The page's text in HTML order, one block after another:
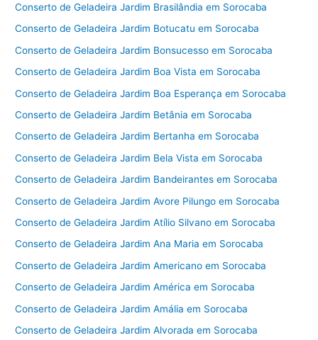
Conserto de Geladeira Jardim Brasilândia em Sorocaba
Conserto de Geladeira Jardim Botucatu em Sorocaba
Conserto de Geladeira Jardim Bonsucesso em Sorocaba
Conserto de Geladeira Jardim Boa Vista em Sorocaba
Conserto de Geladeira Jardim Boa Esperança em Sorocaba
Conserto de Geladeira Jardim Betânia em Sorocaba
Conserto de Geladeira Jardim Bertanha em Sorocaba
Conserto de Geladeira Jardim Bela Vista em Sorocaba
Conserto de Geladeira Jardim Bandeirantes em Sorocaba
Conserto de Geladeira Jardim Avore Pilungo em Sorocaba
Conserto de Geladeira Jardim Atílio Silvano em Sorocaba
Conserto de Geladeira Jardim Ana Maria em Sorocaba
Conserto de Geladeira Jardim Americano em Sorocaba
Conserto de Geladeira Jardim América em Sorocaba
Conserto de Geladeira Jardim Amália em Sorocaba
Conserto de Geladeira Jardim Alvorada em Sorocaba